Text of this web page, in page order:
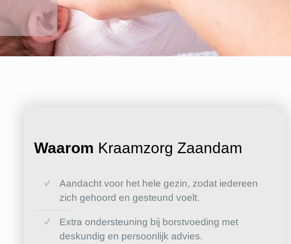
Waarom Kraamzorg Zaandam
Aandacht voor het hele gezin, zodat iedereen
zich gehoord en gesteund voelt.
Extra ondersteuning bij borstvoeding met
deskundig en persoonlijk advies.